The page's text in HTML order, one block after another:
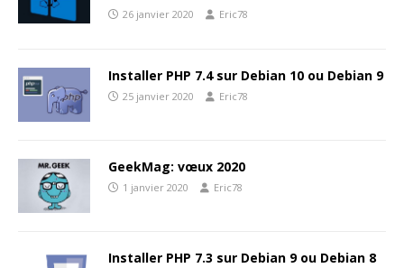
26 janvier 2020 Eric78
Installer PHP 7.4 sur Debian 10 ou Debian 9
25 janvier 2020 Eric78
GeekMag: vœux 2020
1 janvier 2020 Eric78
Installer PHP 7.3 sur Debian 9 ou Debian 8